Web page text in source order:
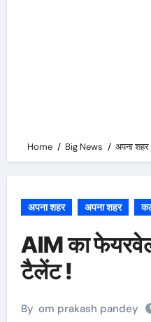
Home Big News अपना शहर
अपना शहर अपना शहर
AIM का
टैलेंट !
By om prakash pandey